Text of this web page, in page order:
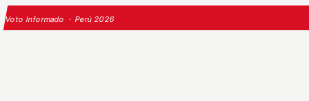
Voto Informado · Perú 2026